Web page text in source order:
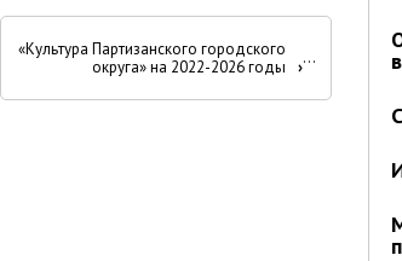
«Культура Партизанского городского
округа» на 2022-2026 годы
›